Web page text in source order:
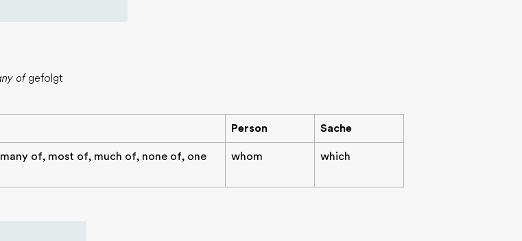
ofgefolgt
Person Sache
of, most of, much of, none of, one
whom which